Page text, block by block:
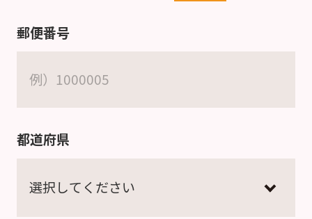
郵便番号
都道府県